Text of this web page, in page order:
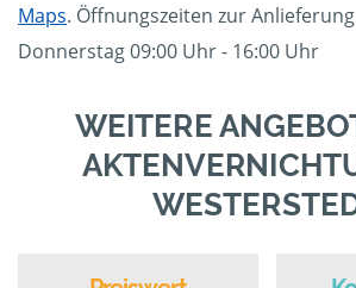
Maps. Öffnungszeiten zur
Donnerstag 09:00 Uhr - 16:00 Uhr
WEITERE